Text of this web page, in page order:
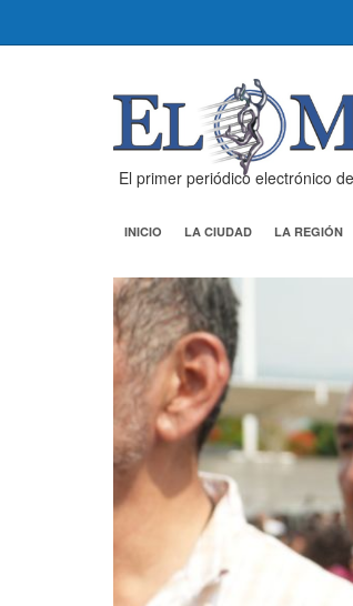
El primer periódico electrónico
INICIO LA CIUDAD LA REGIÓN